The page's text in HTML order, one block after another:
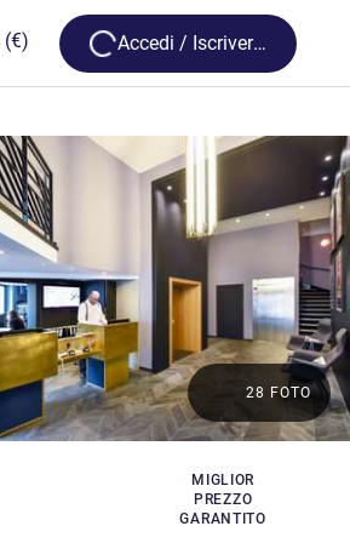
(€) Loading...
Accedi / Iscriversi
MIGLIOR
PREZZO
GARANTITO
28 FOTO